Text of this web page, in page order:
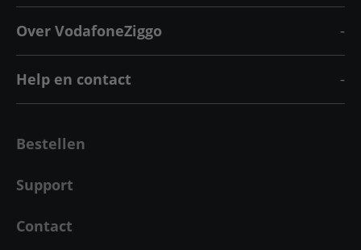
Over VodafoneZiggo
Help en contact
Bestellen
Support
Contact